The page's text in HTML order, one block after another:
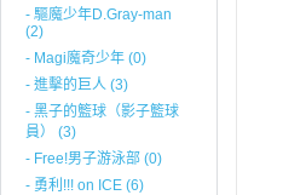
- 驅魔少年D.Gray-man
(2)
- Magi魔奇少年 (0)
- 進擊的巨人 (3)
- 黑子的籃球（影子籃球
員） (3)
- Free!男子游泳部 (0)
- 勇利!!! on ICE (6)